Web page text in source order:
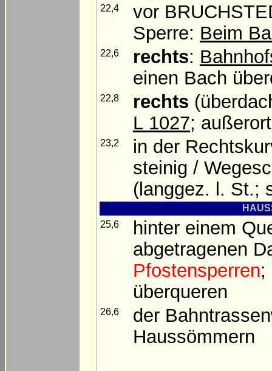
22,4
vor
Sperre: Beim
22,6 rechts:
einen Bach
22,8 rechts
L 1027;
23,2
in der
steinig /
(langgez. l. St.;
25,6
hinter einem
abgetragenen
Pfostensperren;
überqueren
26,6
der
Haussömmern